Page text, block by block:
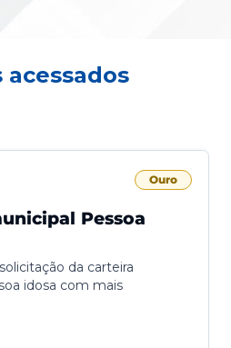
acessados
Ouro
Pessoa
da carteira
idosa com mais